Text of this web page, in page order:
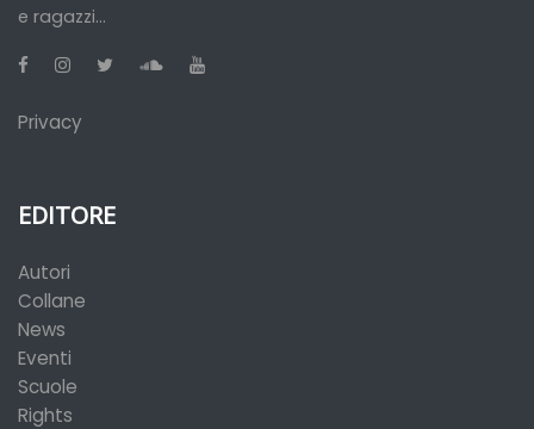
e ragazzi...
Privacy
EDITORE
Autori
Collane
News
Eventi
Scuole
Rights